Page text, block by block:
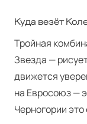
Куда везёт
Тройная
Звезда —
движется
на Евросоюз —
Черногории